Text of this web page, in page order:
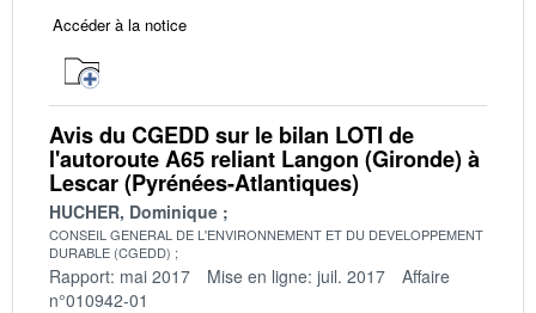
Accéder à la notice
Avis du CGEDD sur le bilan LOTI de
l'autoroute A65 reliant Langon (Gironde) à
Lescar (Pyrénées-Atlantiques)
HUCHER, Dominique
CONSEIL GENERAL DE L'ENVIRONNEMENT ET DU DEVELOPPEMENT
DURABLE (CGEDD)
Rapport: mai 2017 Mise en ligne: juil. 2017
Affaire
n°010942-01